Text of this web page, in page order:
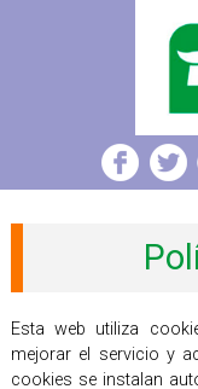
Esta web utiliza
mejorar el servicio y
cookies se instalan